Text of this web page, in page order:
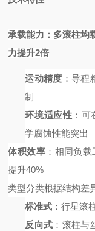
承载能力 ：多滚柱均
力提升2倍
运动精度 ：导程
制
环境适应性 ：可
学腐蚀性能突出
体积效率 ：相同负
提升40%
类型分类根据结构差
标准式 ：行星滚
反向式 ：滚柱与